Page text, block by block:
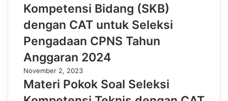
Kompetensi Bidang (SKB)
dengan CAT untuk Seleksi
Pengadaan CPNS Tahun
Anggaran 2024
November 2, 2023
Materi Pokok Soal Seleksi